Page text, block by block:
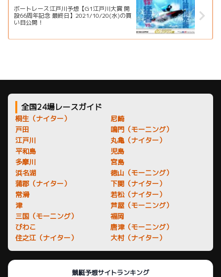
ボートレース江戸川予想【G1江戸川大賞 開
設66周年記念 最終日】2021/10/20(水)の買
い目公開！
全国24場レースガイド
桐生（ナイター）
戸田
江戸川
平和島
多摩川
浜名湖
蒲郡（ナイター）
常滑
津
三国（モーニング）
びわこ
住之江（ナイター）
尼崎
鳴門（モーニング）
丸亀（ナイター）
児島
宮島
徳山（モーニング）
下関（ナイター）
若松（ナイター）
芦屋（モーニング）
福岡
唐津（モーニング）
大村（ナイター）
競艇予想サイトランキング